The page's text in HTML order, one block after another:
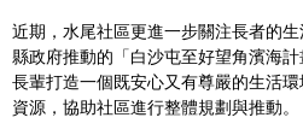
近期，水尾社區更進一步關注長者的
縣政府推動的「白沙屯至好望角濱海
長輩打造一個既安心又有尊嚴的生活
資源，協助社區進行整體規劃與推動。